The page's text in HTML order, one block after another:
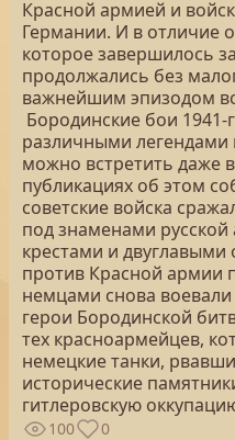
Красной армией и
Германии. И в отличие
которое завершилось
продолжались без
важнейшим эпизодом
Бородинские бои
различными легендами
можно встретить даже
публикациях об этом
советские войска
под знаменами русской
крестами и
против Красной армии
немцами снова
герои Бородинской
тех красноармейцев,
немецкие танки,
исторические
гитлеровскую
100 0